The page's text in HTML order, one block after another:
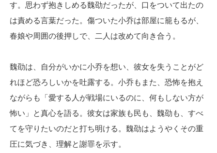
す。思わず抱きしめる魏劭だったが、口をついて出たの
は責める言葉だった。傷ついた小乔は部屋に籠もるが、
春娘や周囲の後押しで、二人は改めて向き合う。
魏劭は、自分がいかに小乔を想い、彼女を失うことがど
れほど恐ろしいかを吐露する。小乔もまた、恐怖を抱え
ながらも「愛する人が戦場にいるのに、何もしない方が
怖い」と真心を語る。彼女は家族も民も、魏劭も、すべ
てを守りたいのだと打ち明ける。魏劭はようやくその重
圧に気づき、理解と謝罪を示す。